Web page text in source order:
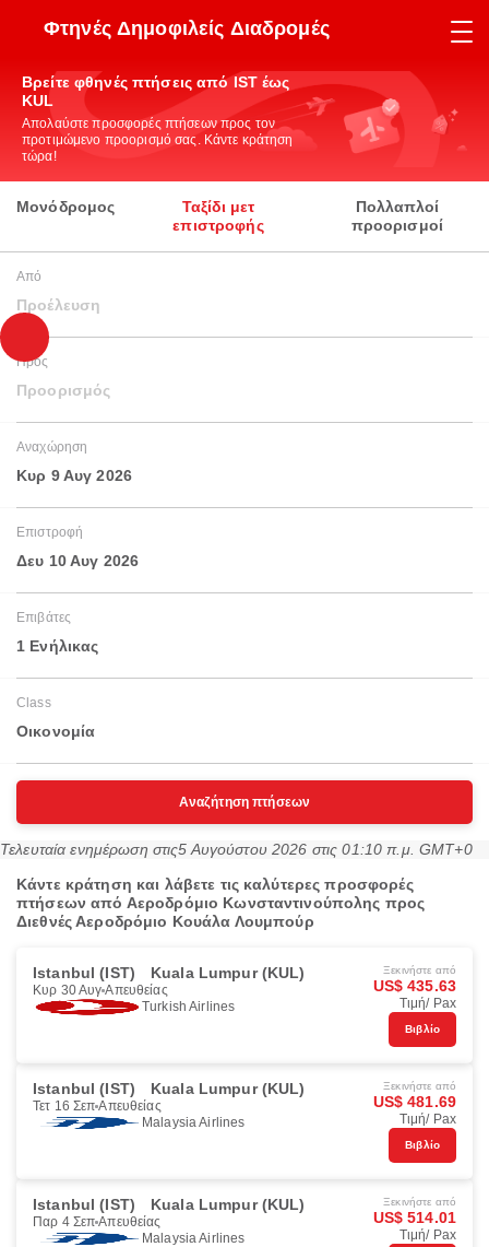
Φτηνές Δημοφιλείς Διαδρομές
Βρείτε φθηνές πτήσεις από IST έως
KUL
Απολαύστε προσφορές πτήσεων προς τον
προτιμώμενο προορισμό σας. Κάντε κράτηση
τώρα!
Μονόδρομος
Ταξίδι μετ
επιστροφής
Πολλαπλοί
προορισμοί
Από
Προέλευση
Προς
Προορισμός
Αναχώρηση
Κυρ 9 Αυγ 2026
Επιστροφή
Δευ 10 Αυγ 2026
Επιβάτες
1 Ενήλικας
Class
Οικονομία
Αναζήτηση πτήσεων
Τελευταία ενημέρωση στις5 Αυγούστου 2026 στις 01:10 π.μ. GMT+0
Κάντε κράτηση και λάβετε τις καλύτερες προσφορές
πτήσεων από Αεροδρόμιο Κωνσταντινούπολης προς
Διεθνές Αεροδρόμιο Κουάλα Λουμπούρ
Istanbul (IST) Kuala Lumpur (KUL)
Κυρ 30 Αυγ Απευθείας
Turkish Airlines
Ξεκινήστε από
US$ 435.63
Τιμή/ Pax
Βιβλίο
Istanbul (IST) Kuala Lumpur (KUL)
Τετ 16 Σεπ Απευθείας
Malaysia Airlines
Ξεκινήστε από
US$ 481.69
Τιμή/ Pax
Βιβλίο
Istanbul (IST) Kuala Lumpur (KUL)
Παρ 4 Σεπ Απευθείας
Malaysia Airlines
Ξεκινήστε από
US$ 514.01
Τιμή/ Pax